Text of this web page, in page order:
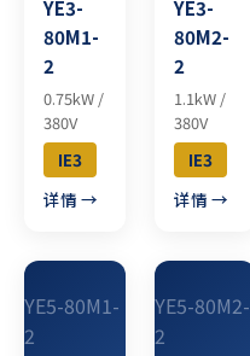
YE3-
80M1-
2
0.75kW /
380V
IE3
详情 →
YE3-
80M2-
2
1.1kW /
380V
IE3
详情 →
YE5-80M1-
2
YE5-80M2-
2